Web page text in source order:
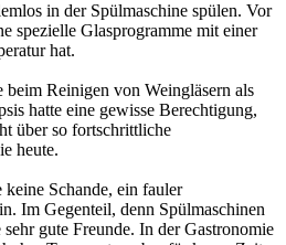
in der Spülmaschine spülen. Vor
spezielle Glasprogramme mit einer
hat.
beim Reinigen von Weingläsern als
hatte eine gewisse Berechtigung,
über so fortschrittliche
heute.
Schande, ein fauler
Im Gegenteil, denn Spülmaschinen
gute Freunde. In der Gastronomie